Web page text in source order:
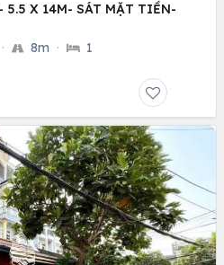
5.5 X 14M- SÁT MẶT TIỀN-
· 8m · 1